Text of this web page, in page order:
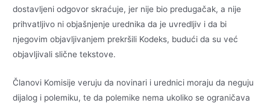
dostavljeni odgovor skraćuje, jer nije bio predugačak, a nije
prihvatljivo ni objašnjenje urednika da je uvredljiv i da bi
njegovim objavljivanjem prekršili Kodeks, budući da su već
objavljivali slične tekstove.
Članovi Komisije veruju da novinari i urednici moraju da neguju
dijalog i polemiku, te da polemike nema ukoliko se ograničava